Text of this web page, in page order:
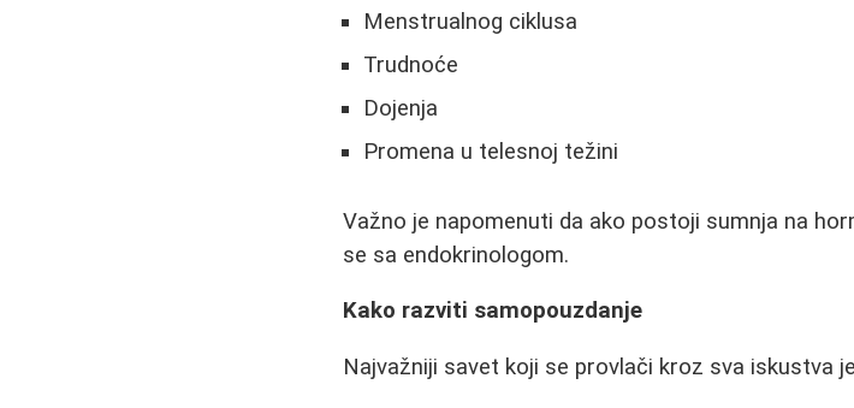
Menstrualnog ciklusa
Trudnoće
Dojenja
Promena u telesnoj težini
Važno je napomenuti da ako postoji sumnja na
se sa endokrinologom.
Kako razviti samopouzdanje
Najvažniji savet koji se provlači kroz sva iskustva